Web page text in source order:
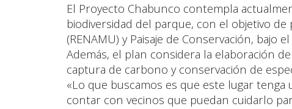
El Proyecto Chabunco contempla
biodiversidad del parque, con el objetivo
(RENAMU) y Paisaje de Conservación, bajo
Además, el plan considera la elaboración
captura de carbono y conservación de
«Lo que buscamos es que este lugar
contar con vecinos que puedan cuidarlo